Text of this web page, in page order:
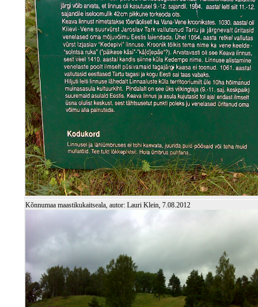
Kõnnumaa maastikukaitseala, autor: Lauri Klein, 7.08.2012